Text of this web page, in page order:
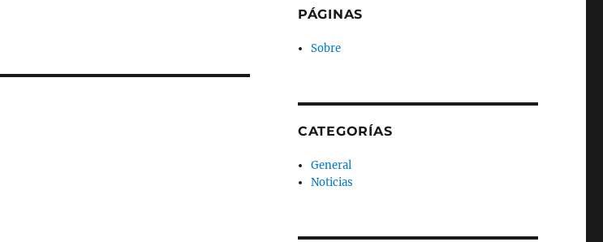
PÁGINAS
Sobre
CATEGORÍAS
General
Noticias